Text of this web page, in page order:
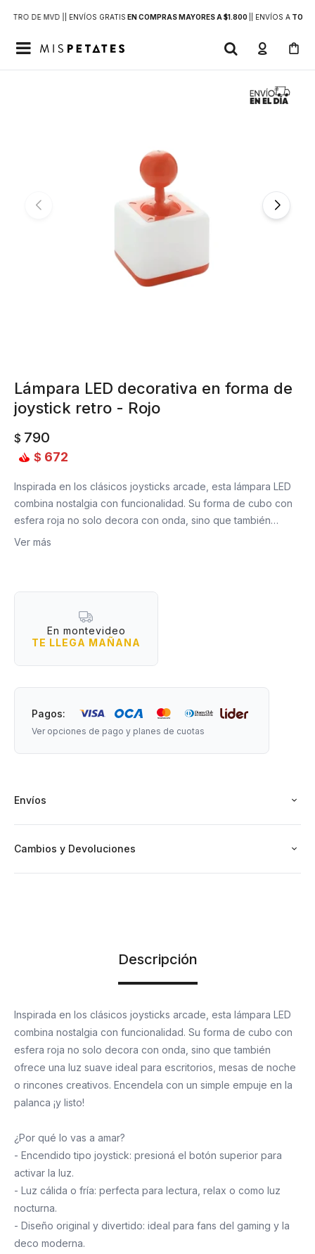
DE MVD | | ENVÍOS GRATIS EN COMPRAS MAYORES A $1.800 | ENVÍOS ATODO

Lámpara LED decorativa en forma de
joystick retro - Rojo
$ 790
$ 672
Inspirada en los clásicos joysticks arcade, esta lámpara LED
combina nostalgia con funcionalidad. Su forma de cubo con
esfera roja no solo decora con onda, sino que también
ofrece una luz suave ideal para escritorios, mesas de noche
- Encendido tipo joystick: presioná el botón superior para
activar la luz.
- Diseño original y divertido: ideal para fans del gaming y la
- Tamaño compacto y portátil: ideal para escritorios, mesas
de noche, oficinas con onda o habitaciones infantiles.
Ver más
En montevideo
TE LLEGA MAÑANA
Pagos:
Ver opciones de pago y planes de cuotas
Envíos
Cambios y Devoluciones
Descripción
Inspirada en los clásicos joysticks arcade, esta lámpara LED
combina nostalgia con funcionalidad. Su forma de cubo con
esfera roja no solo decora con onda, sino que también
ofrece una luz suave ideal para escritorios, mesas de noche
o rincones creativos. Encendela con un simple empuje en la
palanca ¡y listo!
¿Por qué lo vas a amar?
- Encendido tipo joystick: presioná el botón superior para
activar la luz.
- Luz cálida o fría: perfecta para lectura, relax o como luz
nocturna.
- Diseño original y divertido: ideal para fans del gaming y la
deco moderna.